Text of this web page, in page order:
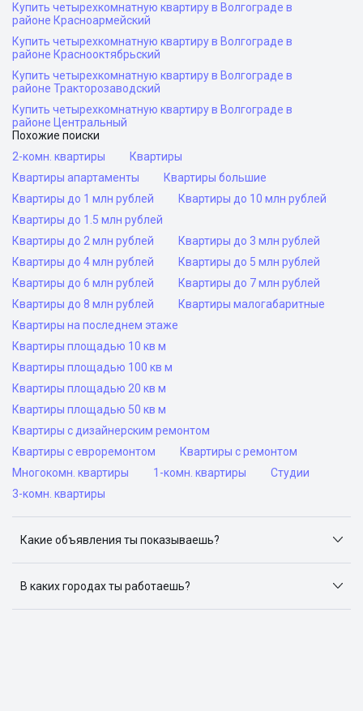
Купить четырехкомнатную квартиру в Волгограде в
районе Красноармейский
Купить четырехкомнатную квартиру в Волгограде в
районе Краснооктябрьский
Купить четырехкомнатную квартиру в Волгограде в
районе Тракторозаводский
Купить четырехкомнатную квартиру в Волгограде в
районе Центральный
Похожие поиски
2-комн. квартиры
Квартиры
Квартиры апартаменты
Квартиры большие
Квартиры до 1 млн рублей
Квартиры до 10 млн рублей
Квартиры до 1.5 млн рублей
Квартиры до 2 млн рублей
Квартиры до 3 млн рублей
Квартиры до 4 млн рублей
Квартиры до 5 млн рублей
Квартиры до 6 млн рублей
Квартиры до 7 млн рублей
Квартиры до 8 млн рублей
Квартиры малогабаритные
Квартиры на последнем этаже
Квартиры площадью 10 кв м
Квартиры площадью 100 кв м
Квартиры площадью 20 кв м
Квартиры площадью 50 кв м
Квартиры с дизайнерским ремонтом
Квартиры с евроремонтом
Квартиры с ремонтом
Многокомн. квартиры
1-комн. квартиры
Студии
3-комн. квартиры
Какие объявления ты показываешь?
объявлений: ЦИАН, Домклик, Яндекс.Недвижимость,
Авито, Самолет.Плюс.
В каких городах ты работаешь?